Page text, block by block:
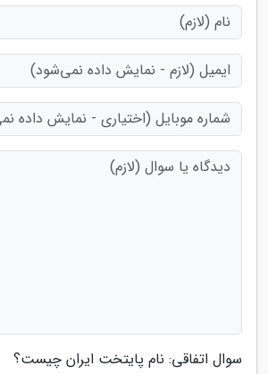
سوال اتفاقی: نام پایتخت ایران چیست؟